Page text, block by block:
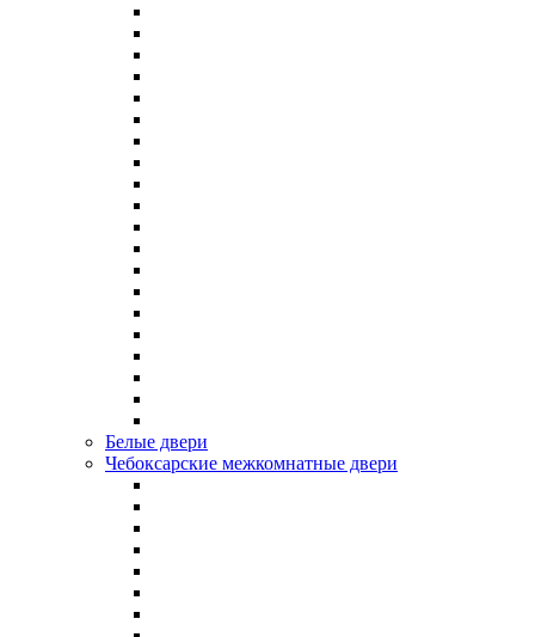
Белые двери
Чебоксарские межкомнатные двери